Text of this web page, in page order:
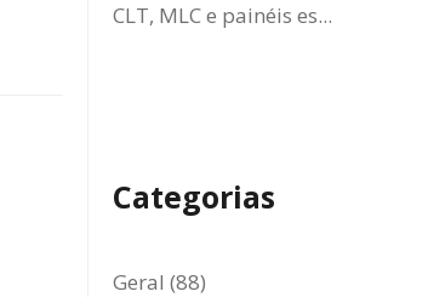
CLT, MLC e painéis es...
Categorias
Geral (88)